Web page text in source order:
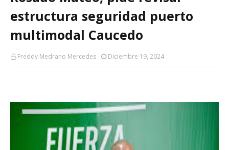
estructura seguridad puerto
multimodal Caucedo
Freddy Medrano Mercedes Diciembre 19, 2024